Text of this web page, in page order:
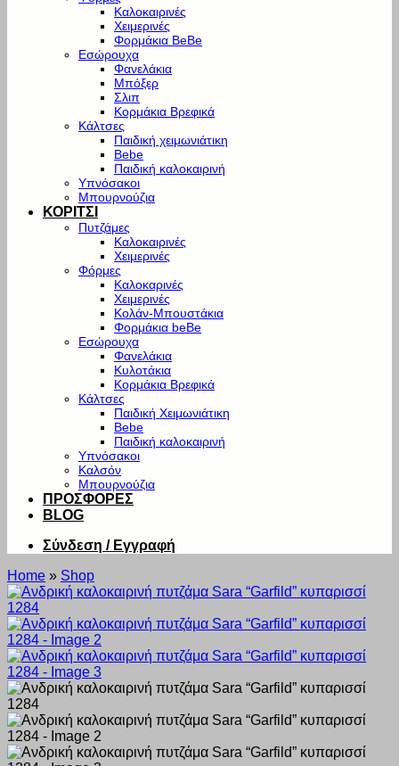
Καλοκαιρινές
Χειμερινές
Φορμάκια BeBe
Εσώρουχα
Φανελάκια
Μπόξερ
Σλιπ
Κορμάκια Βρεφικά
Κάλτσες
Παιδική χειμωνιάτικη
Bebe
Παιδική καλοκαιρινή
Υπνόσακοι
Μπουρνούζια
ΚΟΡΙΤΣΙ
Πυτζάμες
Καλοκαιρινές
Χειμερινές
Φόρμες
Καλοκαρινές
Χειμερινές
Κολάν-Μπουστάκια
Φορμάκια beBe
Εσώρουχα
Φανελάκια
Κυλοτάκια
Κορμάκια Βρεφικά
Κάλτσες
Παιδική Χειμωνιάτικη
Bebe
Παιδική καλοκαιρινή
Υπνόσακοι
Καλσόν
Μπουρνούζια
ΠΡΟΣΦΟΡΕΣ
BLOG
Σύνδεση / Εγγραφή
Home » Shop